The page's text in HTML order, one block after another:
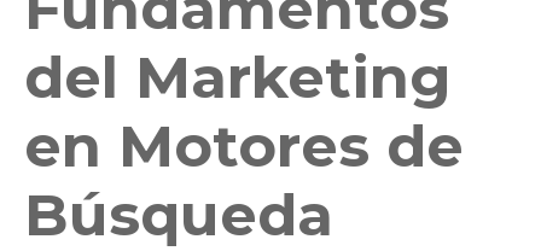
del Marketing
en Motores de
Búsqueda